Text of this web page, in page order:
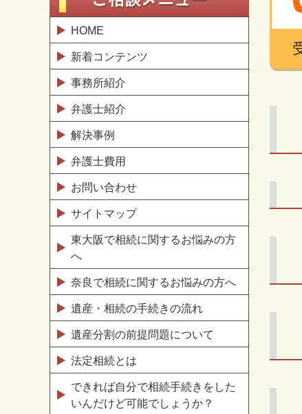
HOME
新着コンテンツ
事務所紹介
弁護士紹介
解決事例
弁護士費用
お問い合わせ
サイトマップ
東大阪で相続に関するお悩みの方
へ
奈良で相続に関するお悩みの方へ
遺産・相続の手続きの流れ
遺産分割の前提問題について
法定相続とは
できれば自分で相続手続きをした
いんだけど可能でしょうか？